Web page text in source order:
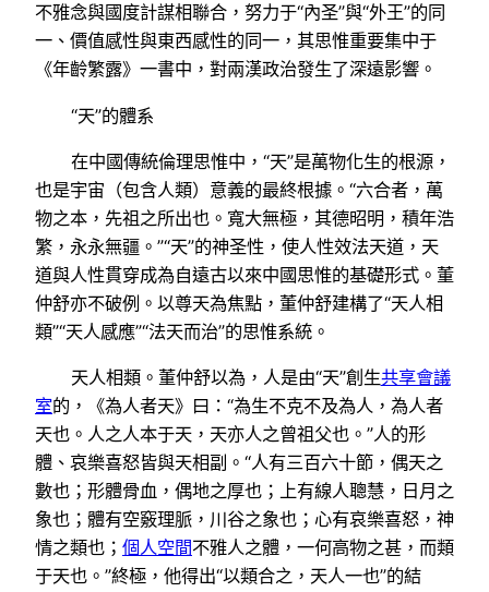
不雅念與國度計謀相聯合，努力于“內圣”與“外王”的同
一、價值感性與東西感性的同一，其思惟重要集中于
《年齡繁露》一書中，對兩漢政治發生了深遠影響。
“天”的體系
在中國傳統倫理思惟中，“天”是萬物化生的根源，
也是宇宙（包含人類）意義的最終根據。“六合者，萬
物之本，先祖之所出也。寬大無極，其德昭明，積年浩
繁，永永無疆。”“天”的神圣性，使人性效法天道，天
道與人性貫穿成為自遠古以來中國思惟的基礎形式。董
仲舒亦不破例。以尊天為焦點，董仲舒建構了“天人相
類”“天人感應”“法天而治”的思惟系統。
天人相類。董仲舒以為，人是由“天”創生共享會議
室的，《為人者天》曰：“為生不克不及為人，為人者
天也。人之人本于天，天亦人之曾祖父也。”人的形
體、哀樂喜怒皆與天相副。“人有三百六十節，偶天之
數也；形體骨血，偶地之厚也；上有線人聰慧，日月之
象也；體有空竅理脈，川谷之象也；心有哀樂喜怒，神
情之類也； 個人空間不雅人之體，一何高物之甚，而類
于天也。”終極，他得出“以類合之，天人一也”的結